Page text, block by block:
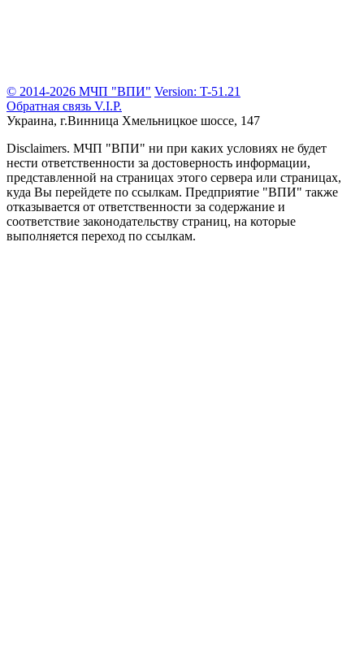
© 2014-2026 МЧП "ВПИ" Version: T-51.21
Обратная связь V.I.P.
Украина, г.Винница Хмельницкое шоссе, 147
Disclaimers. МЧП "ВПИ" ни при каких условиях не будет
нести ответственности за достоверность информации,
представленной на страницах этого сервера или страницах,
куда Вы перейдете по ссылкам. Предприятие "ВПИ" также
отказывается от ответственности за содержание и
соответствие законодательству страниц, на которые
выполняется переход по ссылкам.